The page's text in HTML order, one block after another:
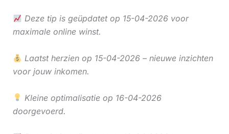
Deze tip is geüpdatet op 15-04-2026 voor
maximale online winst.
Laatst herzien op 15-04-2026 – nieuwe inzichten
voor jouw inkomen.
Kleine optimalisatie op 16-04-2026
doorgevoerd.